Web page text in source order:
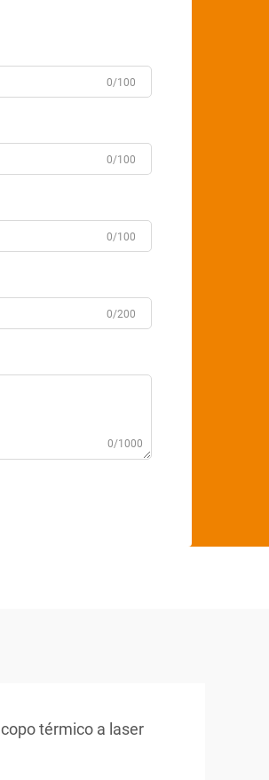
0/100
0/100
0/100
0/200
0/1000
copo térmico a laser